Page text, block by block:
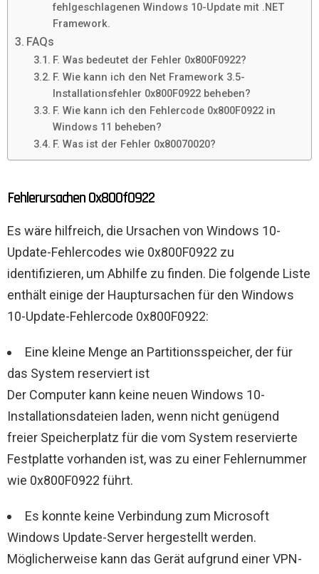
fehlgeschlagenen Windows 10-Update mit .NET
Framework.
FAQs
F. Was bedeutet der Fehler 0x800F0922?
F. Wie kann ich den Net Framework 3.5-
Installationsfehler 0x800F0922 beheben?
F. Wie kann ich den Fehlercode 0x800F0922 in
Windows 11 beheben?
F. Was ist der Fehler 0x80070020?
Fehlerursachen 0x800f0922
Es wäre hilfreich, die Ursachen von Windows 10-
Update-Fehlercodes wie 0x800F0922 zu
identifizieren, um Abhilfe zu finden. Die folgende Liste
enthält einige der Hauptursachen für den Windows
10-Update-Fehlercode 0x800F0922:
Eine kleine Menge an Partitionsspeicher, der für
das System reserviert ist
Der Computer kann keine neuen Windows 10-
Installationsdateien laden, wenn nicht genügend
freier Speicherplatz für die vom System reservierte
Festplatte vorhanden ist, was zu einer Fehlernummer
wie 0x800F0922 führt.
Es konnte keine Verbindung zum Microsoft
Windows Update-Server hergestellt werden.
Möglicherweise kann das Gerät aufgrund einer VPN-